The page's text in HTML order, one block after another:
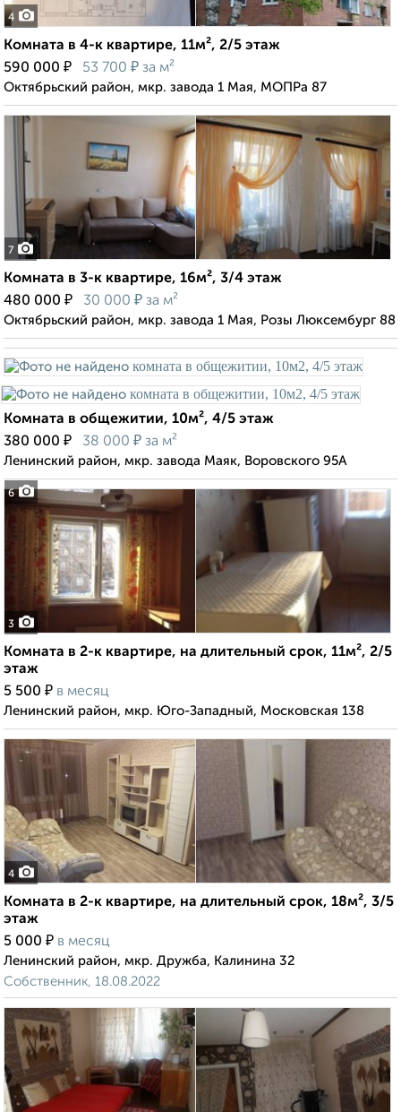
4
Комната в 4-к квартире, 11м², 2/5 этаж
590 000 ₽ 53 700 ₽ за м²
Октябрьский район, мкр. завода 1 Мая, МОПРа 87
7
Комната в 3-к квартире, 16м², 3/4 этаж
480 000 ₽ 30 000 ₽ за м²
Октябрьский район, мкр. завода 1 Мая, Розы Люксембург 88
6
Комната в общежитии, 10м², 4/5 этаж
380 000 ₽ 38 000 ₽ за м²
Ленинский район, мкр. завода Маяк, Воровского 95А
3
Комната в 2-к квартире, на длительный срок, 11м², 2/5
этаж
5 500 ₽ в месяц
Ленинский район, мкр. Юго-Западный, Московская 138
4
Комната в 2-к квартире, на длительный срок, 18м², 3/5
этаж
5 000 ₽ в месяц
Ленинский район, мкр. Дружба, Калинина 32
Собственник, 18.08.2022